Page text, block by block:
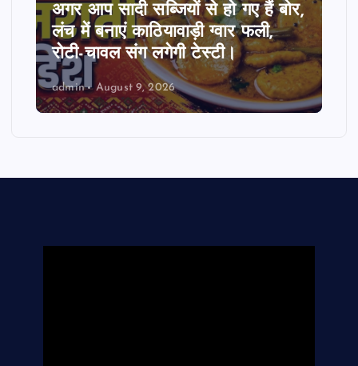
अगर आप सादी सब्जियों से हो गए हैं बोर,
लंच में बनाएं काठियावाड़ी ग्वार फली,
रोटी-चावल संग लगेगी टेस्टी।
admin August 9, 2026